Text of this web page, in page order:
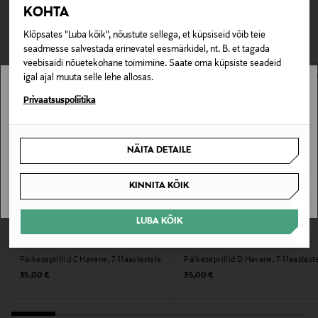
KOHTA
Klõpsates "Luba kõik", nõustute sellega, et küpsiseid võib teie
seadmesse salvestada erinevatel eesmärkidel, nt. B. et tagada
veebisaidi nõuetekohane toimimine. Saate oma küpsiste seadeid
igal ajal muuta selle lehe allosas.
Privaatsuspoliitika
NÄITA DETAILE
KINNITA KÕIK
LUBA KÕIK
Tootenumber
178296540
Materjal
OLIVE
Suurus
One size MM
Tootjamaa
0,00 € – 4,90 €
TEISED KLIENDID
VAATASID KA
Päikeseprillid C Havane, 7-11aastastele
Original Price
35,00 €
Päikeseprillid D Havane, 7-
Original Price
35,00 €
Stockmann pole Sinu riigis saadaval.
SAAN ARU